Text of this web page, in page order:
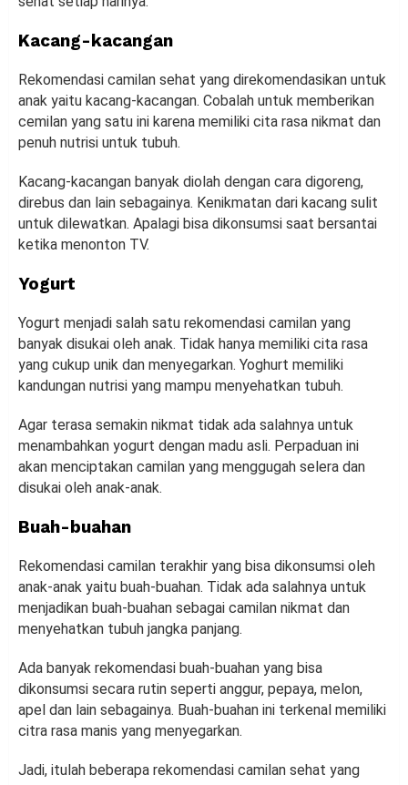
Kacang-kacangan
Rekomendasi camilan sehat yang direkomendasikan untuk
anak yaitu kacang-kacangan. Cobalah untuk memberikan
cemilan yang satu ini karena memiliki cita rasa nikmat dan
penuh nutrisi untuk tubuh.
Kacang-kacangan banyak diolah dengan cara digoreng,
direbus dan lain sebagainya. Kenikmatan dari kacang sulit
untuk dilewatkan. Apalagi bisa dikonsumsi saat bersantai
ketika menonton TV.
Yogurt
Yogurt menjadi salah satu rekomendasi camilan yang
banyak disukai oleh anak. Tidak hanya memiliki cita rasa
yang cukup unik dan menyegarkan. Yoghurt memiliki
kandungan nutrisi yang mampu menyehatkan tubuh.
Agar terasa semakin nikmat tidak ada salahnya untuk
menambahkan yogurt dengan madu asli. Perpaduan ini
akan menciptakan camilan yang menggugah selera dan
disukai oleh anak-anak.
Buah-buahan
Rekomendasi camilan terakhir yang bisa dikonsumsi oleh
anak-anak yaitu buah-buahan. Tidak ada salahnya untuk
menjadikan buah-buahan sebagai camilan nikmat dan
menyehatkan tubuh jangka panjang.
Ada banyak rekomendasi buah-buahan yang bisa
dikonsumsi secara rutin seperti anggur, pepaya, melon,
apel dan lain sebagainya. Buah-buahan ini terkenal memiliki
citra rasa manis yang menyegarkan.
Jadi, itulah beberapa rekomendasi camilan sehat yang